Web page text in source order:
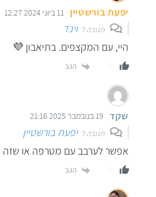
יפעת בורשטיין 11 ביוני 2024 12:27
תגובה לוינד
היי, עם המקצפים. בתיאבון 💜
הגב
שקד 19 בנובמבר 2025 21:16
תגובה ליפעת בורשטיין
אפשר לערבב עם מטרפה או שזה
הגב